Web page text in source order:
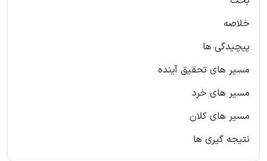
خلاصه
پیچیدگی ها
مسیر های تحقیق آینده
مسیر های خرد
مسیر های کلان
نتیجه گیری ها